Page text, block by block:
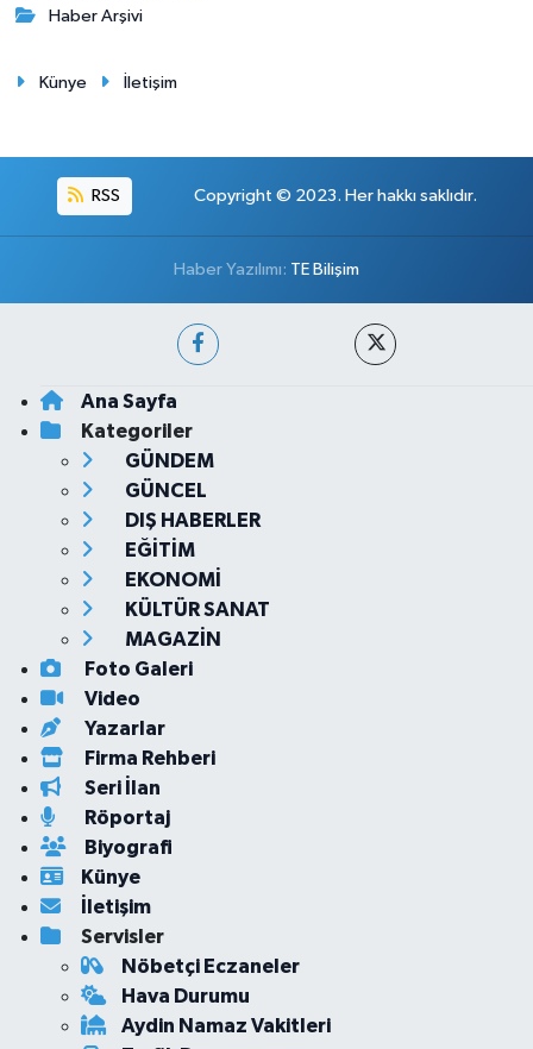
Haber Arşivi
Künye İletişim
RSS Copyright © 2023. Her hakkı saklıdır.
Haber Yazılımı: TE Bilişim
Ana Sayfa
Kategoriler
GÜNDEM
GÜNCEL
DIŞ HABERLER
EĞİTİM
EKONOMİ
KÜLTÜR SANAT
MAGAZİN
Foto Galeri
Video
Yazarlar
Firma Rehberi
Seri İlan
Röportaj
Biyografi
Künye
İletişim
Servisler
Nöbetçi Eczaneler
Hava Durumu
Aydin Namaz Vakitleri